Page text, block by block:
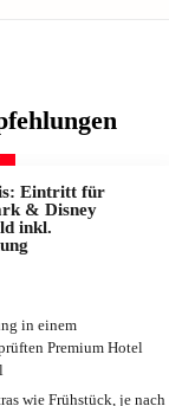
Eintritt für
& Disney
inkl.
in einem
Premium Hotel
wie Frühstück, je nach